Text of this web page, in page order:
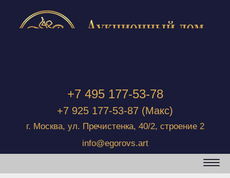
+7 495 177-53-78
+7 925 177-53-87 (Макс)
г. Москва, ул. Пречистенка, 40/2, строение 2
info@egorovs.art